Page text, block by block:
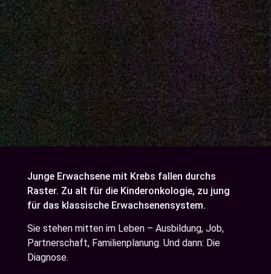
Junge Erwachsene mit Krebs fallen durchs
Raster. Zu alt für die Kinderonkologie, zu jung
für das klassische Erwachsenensystem.
Sie stehen mitten im Leben – Ausbildung, Job,
Partnerschaft, Familienplanung. Und dann: Die
Diagnose.